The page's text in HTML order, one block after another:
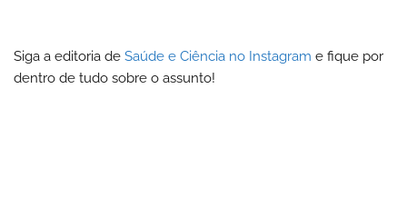
Siga a editoria de Saúde e Ciência no Instagram e fique por
dentro de tudo sobre o assunto!